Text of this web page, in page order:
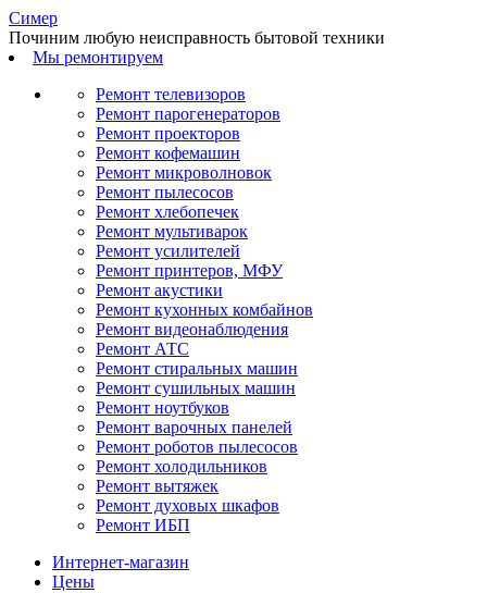
Симер
Починим любую неисправность бытовой техники
Мы ремонтируем
Ремонт телевизоров
Ремонт парогенераторов
Ремонт проекторов
Ремонт кофемашин
Ремонт микроволновок
Ремонт пылесосов
Ремонт хлебопечек
Ремонт мультиварок
Ремонт усилителей
Ремонт принтеров, МФУ
Ремонт акустики
Ремонт кухонных комбайнов
Ремонт видеонаблюдения
Ремонт АТС
Ремонт стиральных машин
Ремонт сушильных машин
Ремонт ноутбуков
Ремонт варочных панелей
Ремонт роботов пылесосов
Ремонт холодильников
Ремонт вытяжек
Ремонт духовых шкафов
Ремонт ИБП
Интернет-магазин
Цены